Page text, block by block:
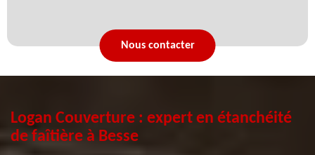
Nous contacter
Logan Couverture : expert en étanchéité
de faîtière à Besse